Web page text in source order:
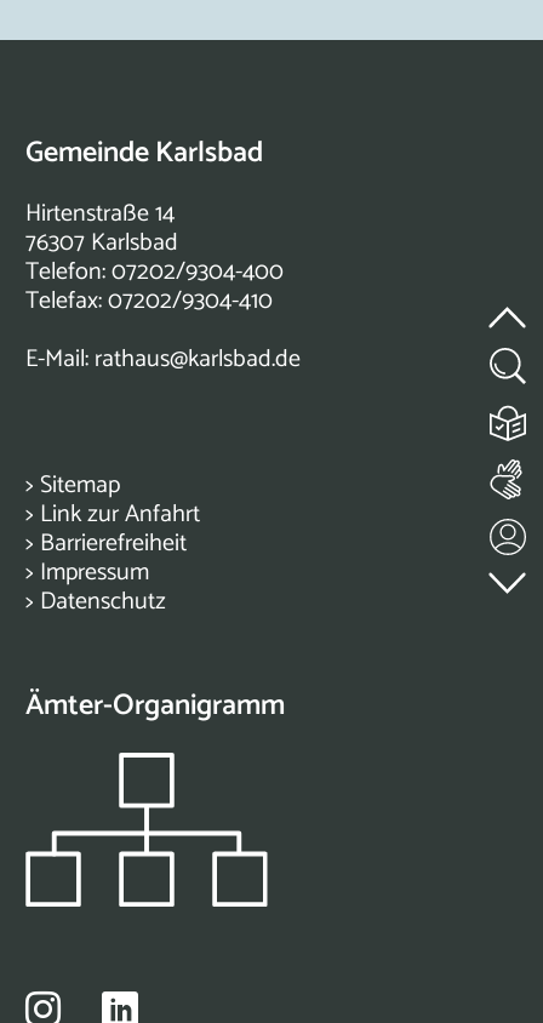
Gemeinde Karlsbad
Hirtenstraße 14
76307 Karlsbad
Telefon: 07202/9304-400
Telefax: 07202/9304-410
E-Mail:rathaus@karlsbad.de
> Sitemap
> Link zur Anfahrt
> Barrierefreiheit
> Impressum
> Datenschutz
Ämter-Organigramm